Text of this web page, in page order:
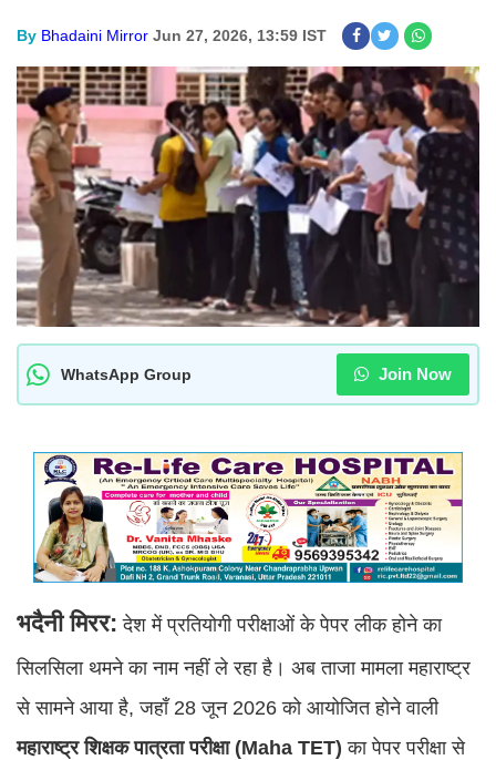
By Bhadaini Mirror Jun 27, 2026, 13:59 IST
WhatsApp Group Join Now
भदैनी मिरर: देश में प्रतियोगी परीक्षाओं के पेपर लीक होने का
सिलसिला थमने का नाम नहीं ले रहा है। अब ताजा मामला महाराष्ट्र
से सामने आया है, जहाँ 28 जून 2026 को आयोजित होने वाली
महाराष्ट्र शिक्षक पात्रता परीक्षा (Maha TET) का पेपर परीक्षा से